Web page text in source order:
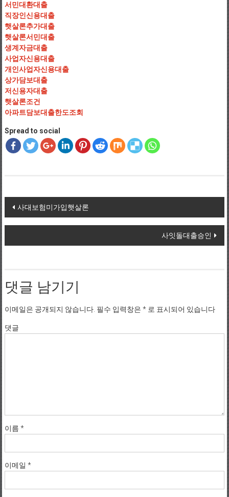
서민대환대출
직장인신용대출
햇살론추가대출
햇살론서민대출
생계자금대출
사업자신용대출
개인사업자신용대출
상가담보대출
저신용자대출
햇살론조건
아파트담보대출한도조회
Spread to social
Post navigation
사대보험미가입햇살론
사잇돌대출승인
댓글 남기기
이메일은 공개되지 않습니다. 필수 입력창은 *로 표시되어 있습니다
댓글
이름 *
이메일 *